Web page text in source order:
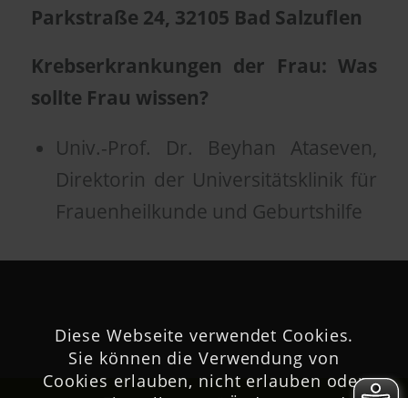
Parkstraße 24, 32105 Bad Salzuflen
Krebserkrankungen der Frau: Was
sollte Frau wissen?
Univ.-Prof. Dr. Beyhan Ataseven,
Direktorin der Universitätsklinik für
Frauenheilkunde und Geburtshilfe
Diese Webseite verwendet Cookies.
Sie können die Verwendung von
Cookies erlauben, nicht erlauben oder